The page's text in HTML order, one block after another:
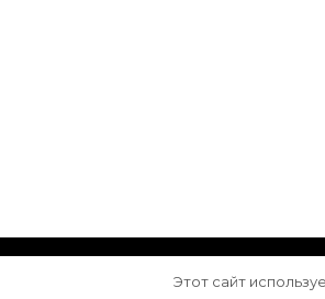
© Авторское право 2026
Этот сайт